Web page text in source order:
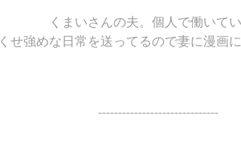
くまいさんの夫。個人で働いてい
くせ強めな日常を送ってるので妻に漫画に
------------------------------